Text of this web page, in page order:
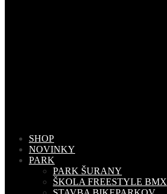
SHOP
NOVINKY
PARK
PARK ŠURANY
ŠKOLA FREESTYLE BMX